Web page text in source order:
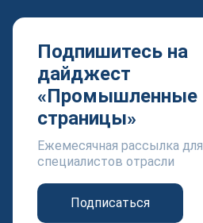
Подпишитесь на
дайджест
«Промышленные
страницы»
Ежемесячная рассылка для
специалистов отрасли
Подписаться